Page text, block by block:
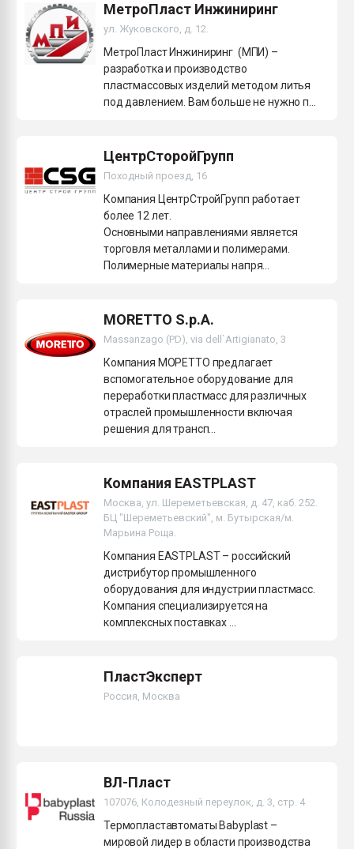
МетроПласт Инжиниринг
ул. Жуковского, д. 12.
МетроПласт Инжиниринг (МПИ) –
разработка и производство
пластмассовых изделий методом литья
под давлением. Вам больше не нужно п...
ЦентрСторойГрупп
Походный проезд, 16
Компания ЦентрСтройГрупп работает
более 12 лет.
Основными направлениями является
торговля металлами и полимерами.
Полимерные материалы напря...
MORETTO S.p.A.
Massanzago (PD), via dell`Artigianato, 3
Компания МОРЕТТО предлагает
вспомогательное оборудование для
переработки пластмасс для различных
отраслей промышленности включая
решения для трансп...
Компания EASTPLAST
Москва, ул. Шереметьевская, д. 47, каб. 252.
БЦ "Шереметьевский", м. Бутырская/м.
Марьина Роща.
Компания EASTPLAST – российский
дистрибутор промышленного
оборудования для индустрии пластмасс.
Компания специализируется на
комплексных поставках ...
ПластЭксперт
Россия, Москва
ВЛ-Пласт
107076, Колодезный переулок, д. 3, стр. 4
Термопластавтоматы Babyplast –
мировой лидер в области производства